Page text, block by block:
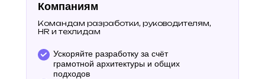
Командам разработки, руководителям,
HR и техлидам
Компаниям
Ускоряйте разработку за счёт
грамотной архитектуры и общих
подходов